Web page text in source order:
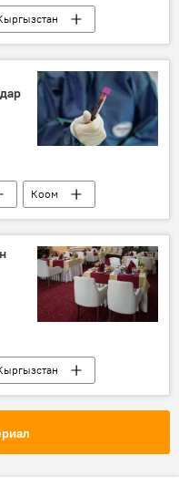
штаб
Коом
айыгуу
той